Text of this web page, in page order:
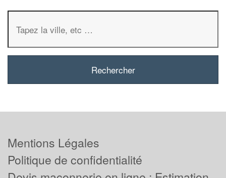
Mentions Légales
Politique de confidentialité